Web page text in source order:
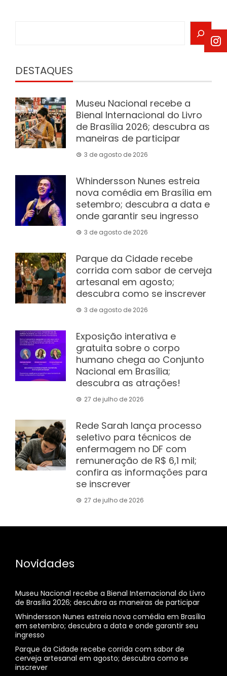
DESTAQUES
Museu Nacional recebe a
Bienal Internacional do Livro
de Brasília 2026; descubra as
maneiras de participar
3 de agosto de 2026
Whindersson Nunes estreia
nova comédia em Brasília em
setembro; descubra a data e
onde garantir seu ingresso
3 de agosto de 2026
Parque da Cidade recebe
corrida com sabor de cerveja
artesanal em agosto;
descubra como se inscrever
3 de agosto de 2026
Exposição interativa e
gratuita sobre o corpo
humano chega ao Conjunto
Nacional em Brasília;
descubra as atrações!
27 de julho de 2026
Rede Sarah lança processo
seletivo para técnicos de
enfermagem no DF com
remuneração de R$ 6,1 mil;
confira as informações para
se inscrever
27 de julho de 2026
Novidades
Museu Nacional recebe a Bienal Internacional do Livro
de Brasília 2026; descubra as maneiras de participar
Whindersson Nunes estreia nova comédia em Brasília
em setembro; descubra a data e onde garantir seu
ingresso
Parque da Cidade recebe corrida com sabor de
cerveja artesanal em agosto; descubra como se
inscrever